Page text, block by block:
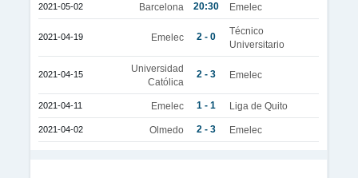
2021-05-02 Barcelona 20:30 Emelec
2021-04-19 Emelec 2 - 0
Técnico
Universitario
2021-04-15
Universidad
Católica
2 - 3 Emelec
2021-04-11 Emelec 1 - 1 Liga de Quito
2021-04-02 Olmedo 2 - 3 Emelec